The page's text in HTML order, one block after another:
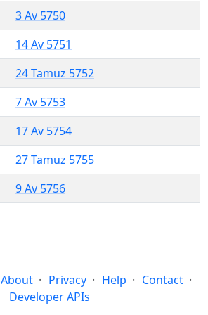
3 Av 5750
14 Av 5751
24 Tamuz 5752
7 Av 5753
17 Av 5754
27 Tamuz 5755
9 Av 5756
About Privacy Help
Contact
Developer APIs